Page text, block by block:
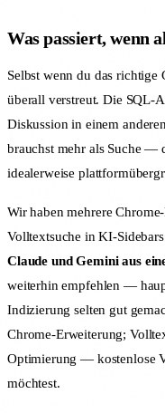
Was passiert, wenn
Selbst wenn du das richtige
überall verstreut. Die SQL-
Diskussion in einem
brauchst mehr als Suche —
idealerweise
Wir haben mehrere
Volltextsuche in KI-
Claude und Gemini aus
weiterhin empfehlen —
Indizierung selten gut
Chrome-Erweiterung;
Optimierung — kostenlose
möchtest.